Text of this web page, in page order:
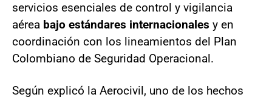
servicios esenciales de control y vigilancia
aérea bajo estándares internacionales y en
coordinación con los lineamientos del Plan
Colombiano de Seguridad Operacional.
Según explicó la Aerocivil, uno de los hechos